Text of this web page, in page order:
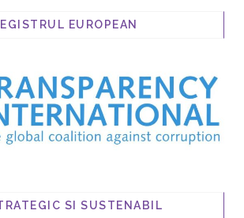
EUROPEAN
SI SUSTENABIL